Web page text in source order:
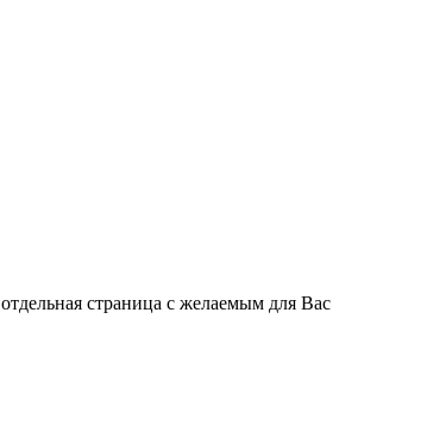
страница с желаемым для Вас